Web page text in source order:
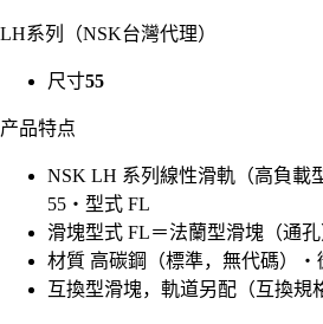
LH系列（NSK台灣代理）
尺寸55
产品特点
NSK LH 系列線性滑軌（高負載
55・型式 FL
滑塊型式 FL＝法蘭型滑塊（通
材質 高碳鋼（標準，無代碼）・
互換型滑塊，軌道另配（互換規